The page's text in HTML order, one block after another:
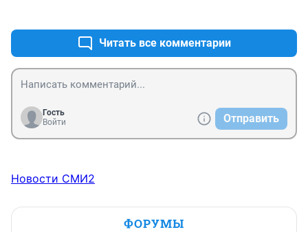
Читать все комментарии
Гость
Войти
Отправить
Новости СМИ2
ФОРУМЫ